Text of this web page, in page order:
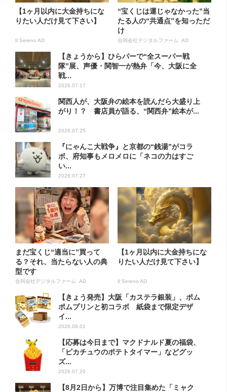
【1ヶ月以内に大金持ちにな
りたい人だけ見て下さい】
Il Sereno AD
“宝くじは運じゃなかった”当
たる人の“共通点”を知っただ
け
合同会社デジタルファーム AD
【きょうから】ひらパーで“全スーパー戦
隊”展、声優・関智一が熱弁「今、大阪に全
戦...
2026.07.17
関西人が、大阪弁の絵本を読んだら大盛り上
がり！？ 書店員が語る、“関西弁”絵本が...
2026.07.25
『にゃんこ大戦争』と京都の“銭湯”がコラ
ボ、府知事もメロメロに「ネコの力はすご
い...
2026.07.27
まだ宝くじ“適当に”買って
る？それ、当たらない人の典
型です
合同会社デジタルファーム AD
【1ヶ月以内に大金持ちにな
りたい人だけ見て下さい】
Il Sereno AD
【きょう発売】大阪「カステラ銀装」、ポム
ポムプリンと初コラボ 紙袋まで限定デザ
イ...
2026.08.01
【応募は今日まで】マクドナルド夏の福袋、
「ピカチュウのポテトタイマー」などグッ
ズ...
2026.07.20
【8月2日から】万博で注目集めた「ミャク